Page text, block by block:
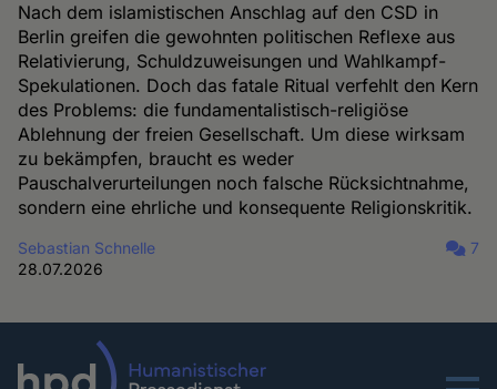
Nach dem islamistischen Anschlag auf den CSD in
Berlin greifen die gewohnten politischen Reflexe aus
Relativierung, Schuldzuweisungen und Wahlkampf-
Spekulationen. Doch das fatale Ritual verfehlt den Kern
des Problems: die fundamentalistisch-religiöse
Ablehnung der freien Gesellschaft. Um diese wirksam
zu bekämpfen, braucht es weder
Pauschalverurteilungen noch falsche Rücksichtnahme,
sondern eine ehrliche und konsequente Religionskritik.
Sebastian Schnelle
28.07.2026
7